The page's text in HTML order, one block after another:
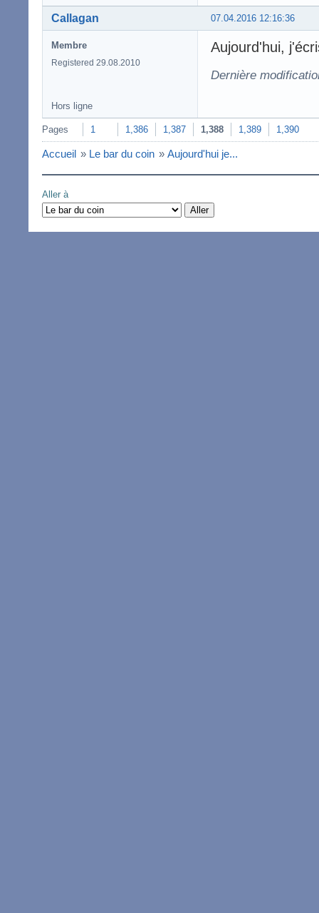
07.04.2016 12:16:36
Callagan
Membre
Registered 29.08.2010
Aujourd'hui,
Dernière
Hors ligne
Pages 1 1,386 1,387 1,388 1,389 1,390
Accueil » Le bar du coin » Aujourd'hui je...
Aller à